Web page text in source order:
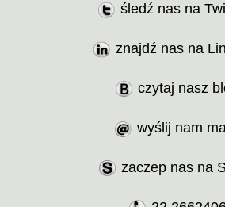
śledź nas na
znajdź nas na
czytaj nasz
wyślij nam
zaczep nas na